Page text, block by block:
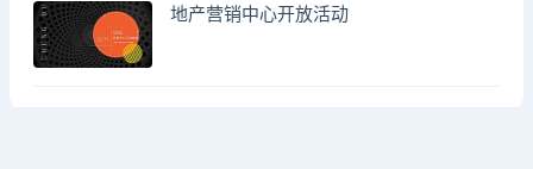
地产营销中心开放活动